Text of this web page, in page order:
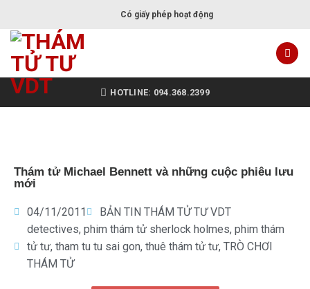
Có giấy phép hoạt động
HOTLINE: 094.368.2399
Thám tử Michael Bennett và những cuộc phiêu lưu
mới
04/11/2011
BẢN TIN THÁM TỬ TƯ VDT
detectives, phim thám tử sherlock holmes, phim thám
tử tư, tham tu tu sai gon, thuê thám tử tư, TRÒ CHƠI
THÁM TỬ